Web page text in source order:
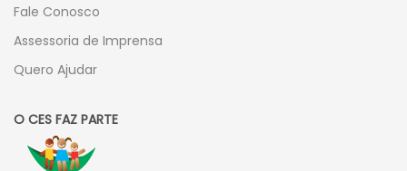
Fale Conosco
Assessoria de Imprensa
Quero Ajudar
O CES FAZ PARTE